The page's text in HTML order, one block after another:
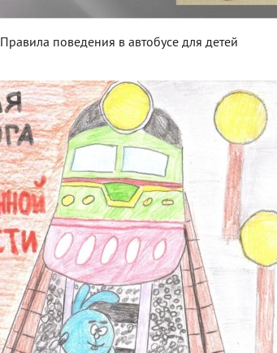
Правила поведения в автобусе для детей